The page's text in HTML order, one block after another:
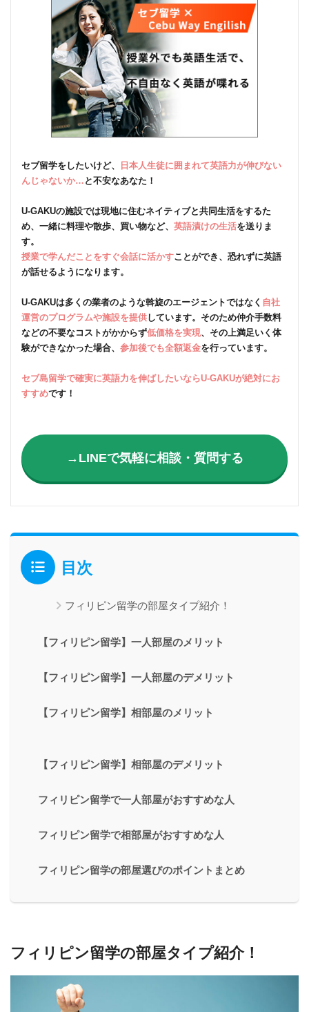
セブ留学をしたいけど、
日本人生徒に囲まれて英語力が伸びない
んじゃないか… と不安なあなた！
U-GAKUの施設では現地に住むネイティブと共同生活をするた
め、一緒に料理や散歩、買い物など、 英語漬けの生活を送りま
す。
授業で学んだことをすぐ会話に活かすことができ、恐れずに英語
が話せるようになります。
U-GAKUは多くの業者のような斡旋のエージェントではなく 自社
運営のプログラムや施設を提供しています。そのため仲介手数料
などの不要なコストがかからず低価格を実現、その上満足いく体
験ができなかった場合、 参加後でも全額返金を行っています。
セブ島留学で確実に英語力を伸ばしたいならU-GAKUが絶対にお
すすめです！
→LINEで気軽に相談・質問する
目次
フィリピン留学の部屋タイプ紹介！
【フィリピン留学】一人部屋のメリット
【フィリピン留学】一人部屋のデメリット
【フィリピン留学】相部屋のメリット
【フィリピン留学】相部屋のデメリット
フィリピン留学で一人部屋がおすすめな人
フィリピン留学で相部屋がおすすめな人
フィリピン留学の部屋選びのポイントまとめ
フィリピン留学の部屋タイプ紹介！